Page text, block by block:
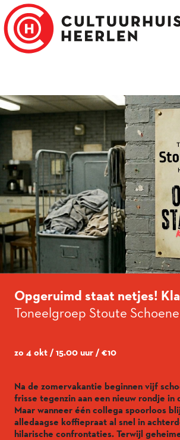
Opgeruimd staat netjes!
Toneelgroep Stoute
zo 4 okt / 15.00 uur / €10
Na de zomervakantie beginnen vijf
frisse tegenzin aan een nieuw rondje in
Maar wanneer één collega spoorloos
alledaagse koffiepraat al snel in
hilarische confrontaties. Terwijl